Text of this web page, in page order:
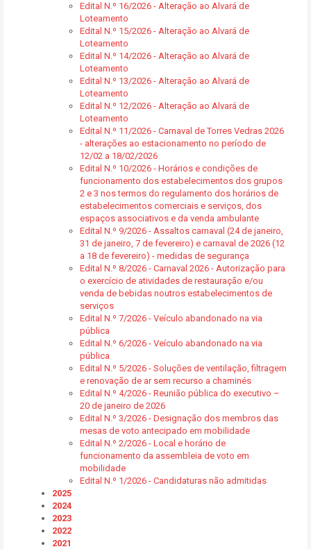
Edital N.º 16/2026 - Alteração ao Alvará de
Loteamento
Edital N.º 15/2026 - Alteração ao Alvará de
Loteamento
Edital N.º 14/2026 - Alteração ao Alvará de
Loteamento
Edital N.º 13/2026 - Alteração ao Alvará de
Loteamento
Edital N.º 12/2026 - Alteração ao Alvará de
Loteamento
Edital N.º 11/2026 - Carnaval de Torres Vedras 2026
- alterações ao estacionamento no período de
12/02 a 18/02/2026
Edital N.º 10/2026 - Horários e condições de
funcionamento dos estabelecimentos dos grupos
2 e 3 nos termos do regulamento dos horários de
estabelecimentos comerciais e serviços, dos
espaços associativos e da venda ambulante
Edital N.º 9/2026 - Assaltos carnaval (24 de janeiro,
31 de janeiro, 7 de fevereiro) e carnaval de 2026 (12
a 18 de fevereiro) - medidas de segurança
Edital N.º 8/2026 - Carnaval 2026 - Autorização para
o exercício de atividades de restauração e/ou
venda de bebidas noutros estabelecimentos de
serviços
Edital N.º 7/2026 - Veículo abandonado na via
pública
Edital N.º 6/2026 - Veículo abandonado na via
pública
Edital N.º 5/2026 - Soluções de ventilação, filtragem
e renovação de ar sem recurso a chaminés
Edital N.º 4/2026 - Reunião pública do executivo –
20 de janeiro de 2026
Edital N.º 3/2026 - Designação dos membros das
mesas de voto antecipado em mobilidade
Edital N.º 2/2026 - Local e horário de
funcionamento da assembleia de voto em
mobilidade
Edital N.º 1/2026 - Candidaturas não admitidas
2025
2024
2023
2022
2021